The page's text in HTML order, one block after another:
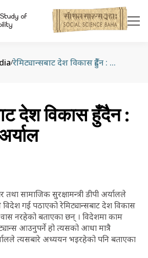
/ रेमिट्यान्सबाट देश विकास हुँदैन : श्रममन्त्री अर्याल
देश विकास हुँदैन :
सामाजिक सुरक्षामन्त्री डीपी अर्यालले
गई पठाएको रेमिट्यान्सबाट देश विकास
नरहेको बताएका छन् । विदेशमा काम
आउनुपर्ने हो त्यसको आधा मात्रै
त्यसबारे अध्ययन भइरहेको पनि बताएका